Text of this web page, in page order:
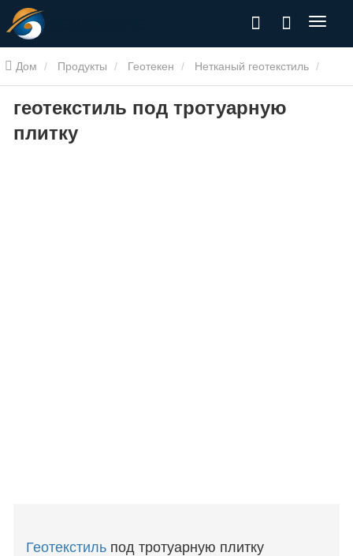
Дом Продукты Геотекен Нетканый геотекстиль
геотекстиль под тротуарную плитку
геотекстиль под тротуарную
плитку
Геотекстиль под тротуарную плитку